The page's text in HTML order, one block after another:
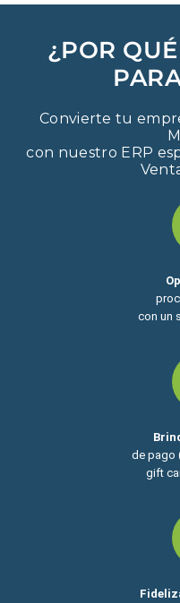
¿POR
Convierte tu
con nuestro ERP
con un
de pago
gift